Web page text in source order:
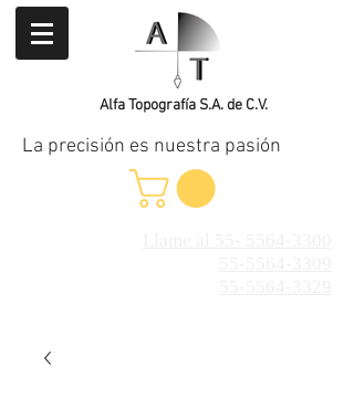
Alfa Topografía S.A. de C.V.
La precisión es nuestra pasión